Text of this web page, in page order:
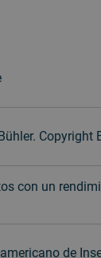
Copyright
con un
de